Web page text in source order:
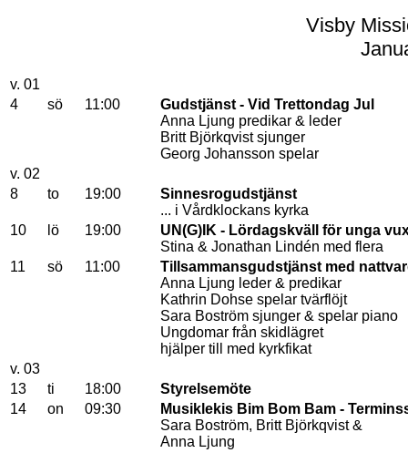
Visby
v. 01
4
sö 11:00
Gudstjänst - Vid Trettondag Jul
Anna Ljung predikar & leder
Britt Björkqvist sjunger
Georg Johansson spelar
v. 02
8
to 19:00
Sinnesrogudstjänst
... i Vårdklockans kyrka
10
lö 19:00
UN(G)IK - Lördagskväll för unga
Stina & Jonathan Lindén med flera
11
sö 11:00
Tillsammansgudstjänst med
Anna Ljung leder & predikar
Kathrin Dohse spelar tvärflöjt
Sara Boström sjunger & spelar piano
Ungdomar från skidlägret
hjälper till med kyrkfikat
v. 03
13
ti 18:00
Styrelsemöte
14
on 09:30
Musiklekis Bim Bom Bam -
Sara Boström, Britt Björkqvist &
Anna Ljung